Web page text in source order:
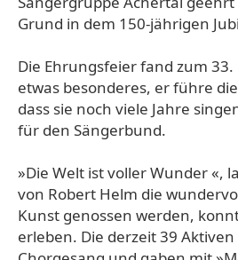
Grund in dem 150-jährigen
Die Ehrungsfeier fand zum
etwas beson­deres, er führe
dass sie noch viele Jahre
für den Sängerbund.
»Die Welt ist voller Wunder «,
von Robert Helm die
Kunst genossen werden,
erleben. Die derzeit 39